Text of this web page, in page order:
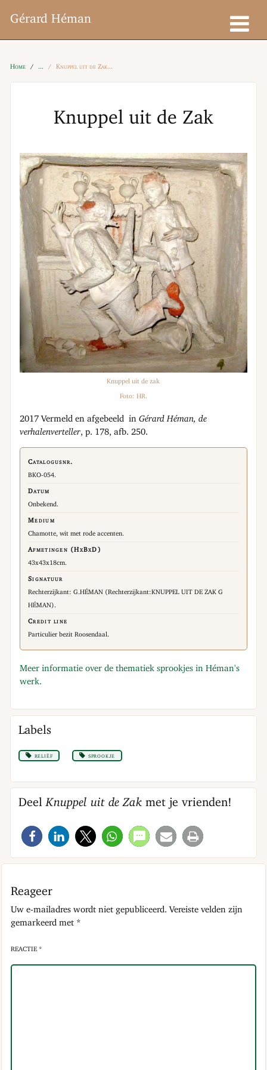
Gérard Héman
Home Knuppel uit de Zak
Knuppel uit de Zak
Knuppel uit de zak
Foto: HR.
2017 Vermeld en afgebeeld inGérard Héman, de
verhalenverteller, p. 178, afb. 250.
Catalogusnr.
BKO-054.
Datum
Onbekend.
Medium
Chamotte, wit met rode accenten.
Afmetingen (HxBxD)
43x43x18cm.
Signatuur
Rechterzijkant: G.HÉMAN (Rechterzijkant:KNUPPEL UIT DE ZAK G
HÉMAN).
Credit line
Particulier bezit Roosendaal.
Meer informatie over de thematiek sprookjes in Héman's
werk.
Labels
reliëf sprookje
Deel Knuppel uit de Zak met je vrienden!
Reageer
Uw e-mailadres wordt niet gepubliceerd. Vereiste velden zijn
gemarkeerd met *
REACTIE *